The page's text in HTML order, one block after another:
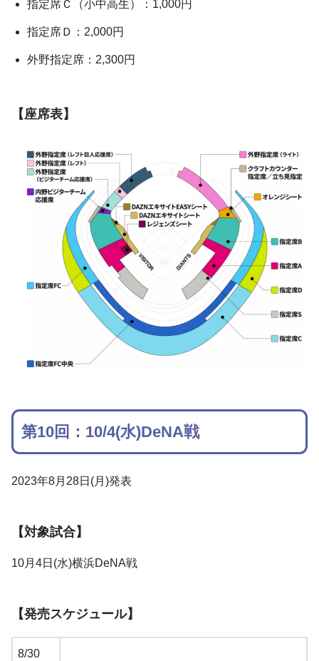
指定席Ｃ（小中高生）：1,000円
指定席Ｄ：2,000円
外野指定席：2,300円
【座席表】
第10回：10/4(水)DeNA戦
2023年8月28日(月)発表
【対象試合】
10月4日(水)横浜DeNA戦
【発売スケジュール】
8/30